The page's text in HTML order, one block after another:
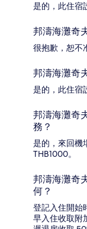
是的，此住宿
邦濤海灘奇
很抱歉，恕不
邦濤海灘奇
是的，此住宿
邦濤海灘奇
務？
是的，來回機
THB1000。
邦濤海灘奇
何？
登記入住開始
早入住收取附